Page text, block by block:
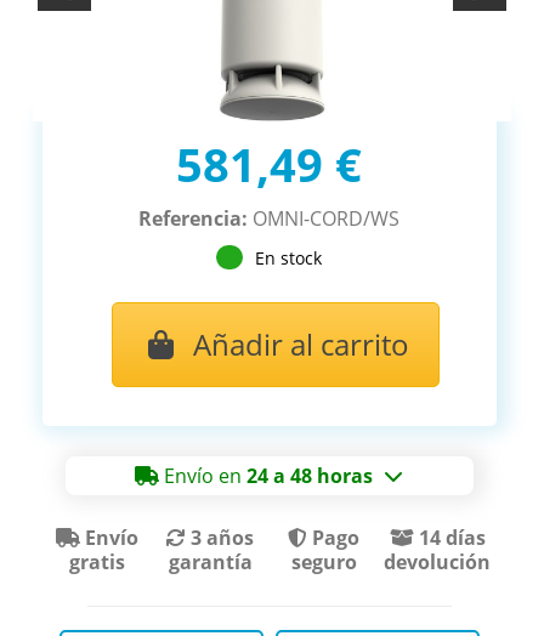
581,49 €
Referencia: OMNI-CORD/WS
En stock
Añadir al carrito
Envío en24 a 48 horas
Envío
gratis
3 años
garantía
Pago
seguro
14 días
devolución